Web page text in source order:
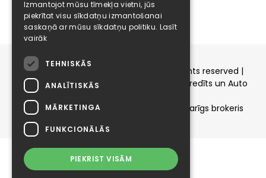
Kontakti
Copyright © 2015-2026 elizings.lv | All rights reserved |
elizings - Kredītu salīdzināšana, Patēriņa kredīts un Auto
SIA ELIZINGS.LV - pilnvaru apjoms - neatkarīgs brokeris
Izmantojot mūsu tīmekļa vietni, jūs
piekrītat visu sīkdatņu izmantošanai
saskaņā ar mūsu sīkdatņu politiku. Lasīt
vairāk
TEHNISKĀS
ANALĪTISKĀS
MĀRKETINGA
FUNKCIONĀLĀS
PIEKRIST VISĀM